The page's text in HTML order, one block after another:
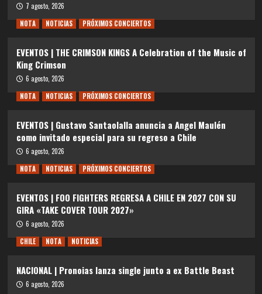
7 agosto, 2026
NOTA
NOTICIAS PRÓXIMOS CONCIERTOS
EVENTOS | THE CRIMSON KINGS A Celebration of the Music of
King Crimson
6 agosto, 2026
NOTA
NOTICIAS PRÓXIMOS CONCIERTOS
EVENTOS | Gustavo Santaolalla anuncia a Angel Maulén
como invitado especial para su regreso a Chile
6 agosto, 2026
NOTA
NOTICIAS PRÓXIMOS CONCIERTOS
EVENTOS | FOO FIGHTERS REGRESA A CHILE EN 2027 CON SU
GIRA «TAKE COVER TOUR 2027»
6 agosto, 2026
CHILE
NOTA NOTICIAS
NACIONAL | Pronoias lanza single junto a ex Battle Beast
6 agosto, 2026